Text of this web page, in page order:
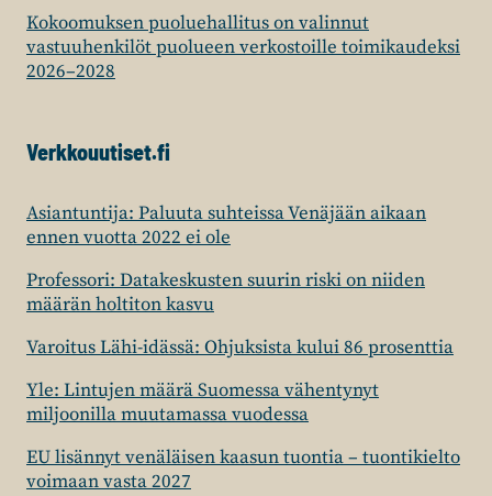
Kokoomuksen puoluehallitus on valinnut
vastuuhenkilöt puolueen verkostoille toimikaudeksi
2026–2028
Verkkouutiset.fi
Asiantuntija: Paluuta suhteissa Venäjään aikaan
ennen vuotta 2022 ei ole
Professori: Datakeskusten suurin riski on niiden
määrän holtiton kasvu
Varoitus Lähi-idässä: Ohjuksista kului 86 prosenttia
Yle: Lintujen määrä Suomessa vähentynyt
miljoonilla muutamassa vuodessa
EU lisännyt venäläisen kaasun tuontia – tuontikielto
voimaan vasta 2027